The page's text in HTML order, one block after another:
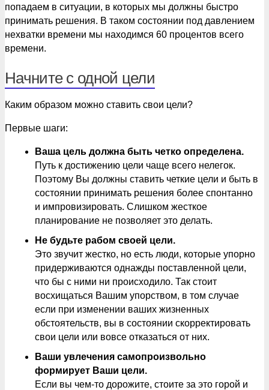
попадаем в ситуации, в которых мы должны быстро
принимать решения. В таком состоянии под давлением
нехватки времени мы находимся 60 процентов всего
времени.
Начните с одной цели
Каким образом можно ставить свои цели?
Первые шаги:
Ваша цель должна быть четко определена.
Путь к достижению цели чаще всего нелегок.
Поэтому Вы должны ставить четкие цели и быть в
состоянии принимать решения более спонтанно
и импровизировать. Слишком жесткое
планирование не позволяет это делать.
Не будьте рабом своей цели.
Это звучит жестко, но есть люди, которые упорно
придерживаются однажды поставленной цели,
что бы с ними ни происходило. Так стоит
восхищаться Вашим упорством, в том случае
если при изменении ваших жизненных
обстоятельств, вы в состоянии скорректировать
свои цели или вовсе отказаться от них.
Ваши увлечения самопроизвольно
формирует Ваши цели.
Если вы чем-то дорожите, стоите за это горой и